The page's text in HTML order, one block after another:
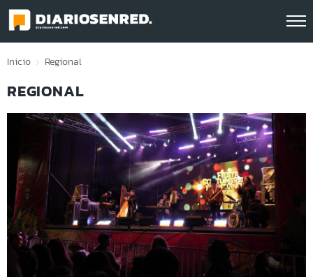
Click acá para ir directamente al contenido
Inicio Regional
REGIONAL